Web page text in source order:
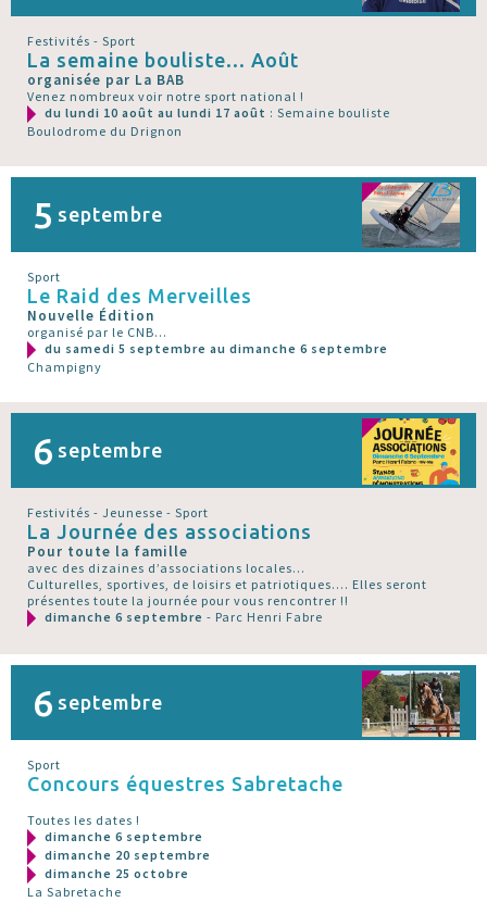
Festivités - Sport
La semaine bouliste... Août
organisée par La BAB
Venez nombreux voir notre sport national !
du lundi 10 août au lundi 17 août : Semaine bouliste
Boulodrome du Drignon
5 septembre
Sport
Le Raid des Merveilles
Nouvelle Édition
organisé par le CNB...
du samedi 5 septembre au dimanche 6 septembre
Champigny
6 septembre
Festivités - Jeunesse - Sport
La Journée des associations
Pour toute la famille
avec des dizaines d’associations locales...
Culturelles, sportives, de loisirs et patriotiques.... Elles seront
présentes toute la journée pour vous rencontrer !!
dimanche 6 septembre - Parc Henri Fabre
6 septembre
Sport
Concours équestres Sabretache
Toutes les dates !
dimanche 6 septembre
dimanche 20 septembre
dimanche 25 octobre
La Sabretache